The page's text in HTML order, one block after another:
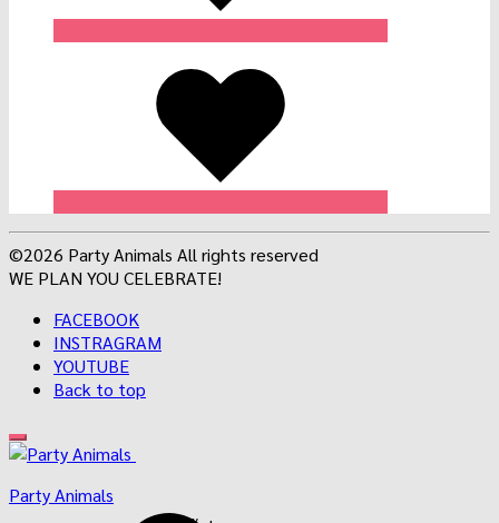
©2026 Party Animals All rights reserved
WE PLAN YOU CELEBRATE!
FACEBOOK
INSTRAGRAM
YOUTUBE
Back to top
Party Animals
Search